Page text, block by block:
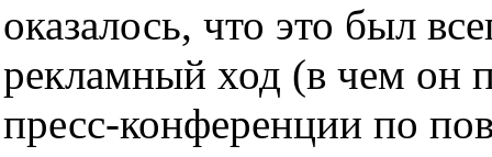
оказалось, что это был
рекламный ход (в чем он
пресс-конференции по